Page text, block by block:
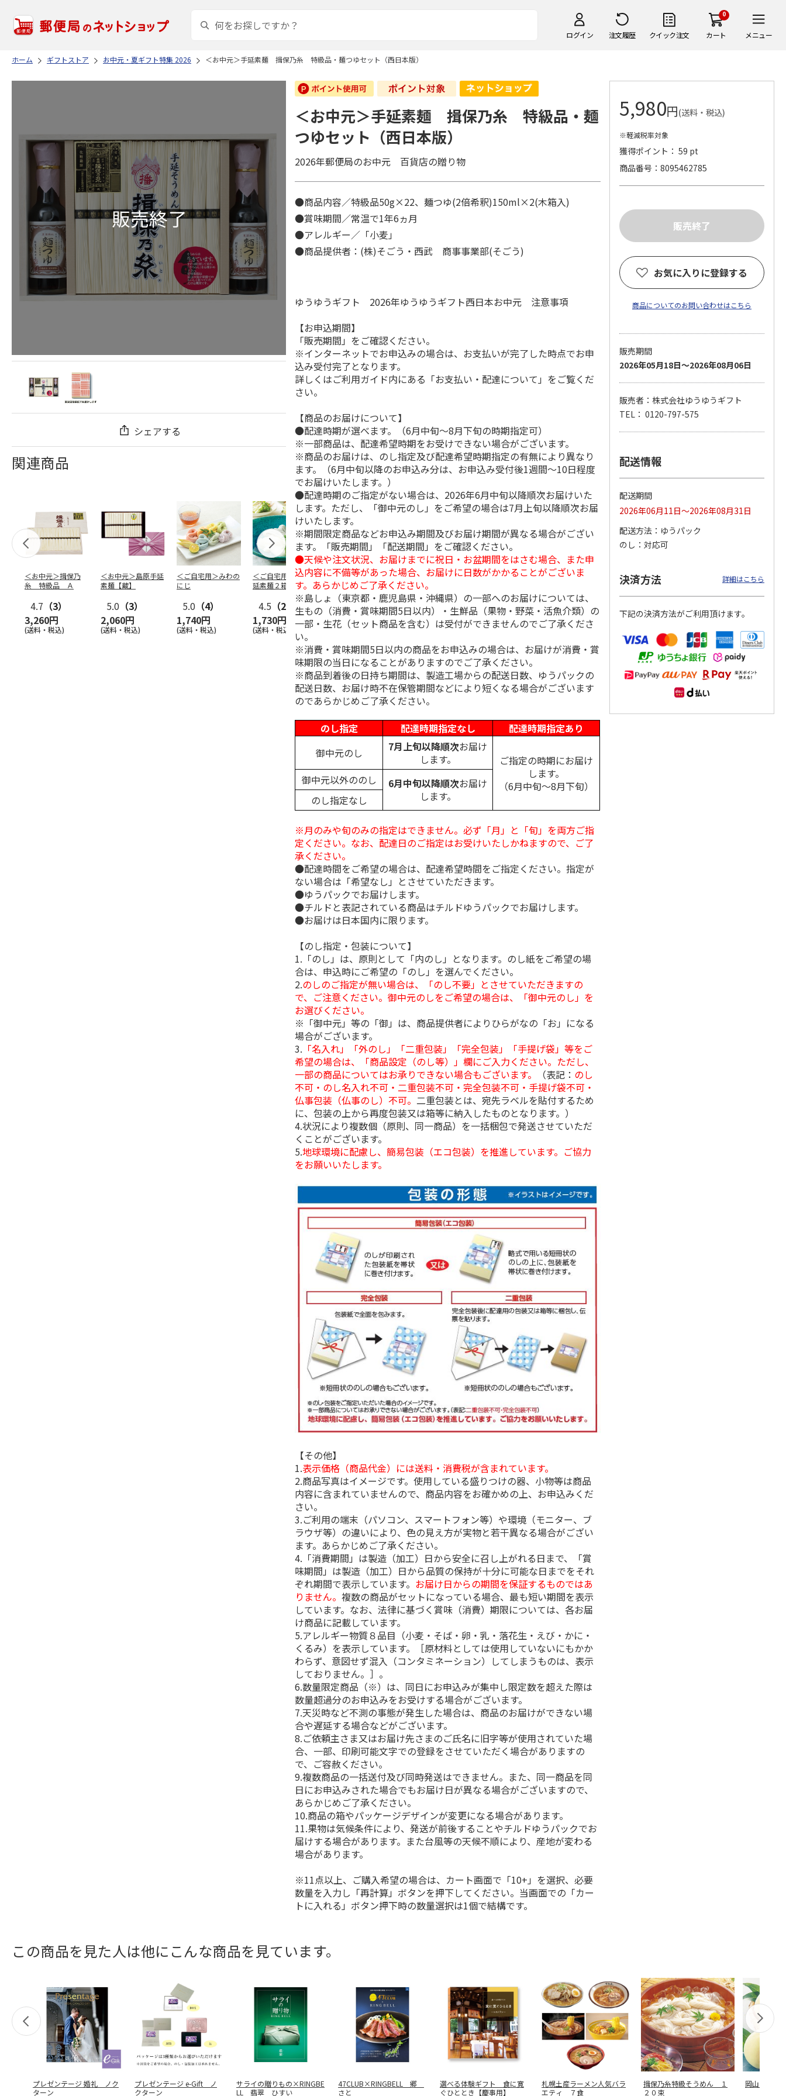
ログイン 注文履歴 クイック注文
0
カート メニュー
ホーム ギフトストア お中元・夏ギフト特集 2026 ＜お中元＞手延素麺 揖保乃糸 特級品・麺つゆセット（西日本版）
シェアする
関連商品
＜お中元＞揖保乃
糸 特級品 Ａ
4.7 （3）
3,260円
(送料・税込)
＜お中元＞島原手延
素麺【蔵】
5.0 （3）
2,060円
(送料・税込)
＜ご自宅用＞みわの
にじ
5.0 （4）
1,740円
(送料・税込)
＜ご自宅用＞島原手
延素麺２箱・黒ごま
4.5 （2）
1,730円
(送料・税込)
＜お中元＞島原手延
素麺３ｋｇ【古（ひ
ね）】
5.0（2）
3,980円
(送料・税込)
＜お中元＞お徳用
「国産小麦」小豆島
手延べ素麺
5.0（1）
2,700円
(送料・税込)
＜ご自宅用＞島原手
（ひね）】
4.5（2）
2,940円
(送料・税込)
国産熟成 おいしい
す
5.0（1）
3,240円
(送料・税込)
＜お中元＞三輪素
麺 誉 Ｂ
2,950円
三輪素麺 正倉院文
様パッケージ細麺
白髭
4,200円
(送料・税込)
＜お中元＞手延素麺 揖保乃糸 特級品・麺
つゆセット（西日本版）
2026年郵便局のお中元 百貨店の贈り物
●商品内容／特級品50g×22、麺つゆ(2倍希釈)150ml×2(木箱入)
●賞味期間／常温で1年6ヵ月
●アレルギー／「小麦」
●商品提供者：(株)そごう・西武 商事事業部(そごう)
ゆうゆうギフト 2026年ゆうゆうギフト西日本お中元 注意事項
【お申込期間】
「販売期間」をご確認ください。
※インターネットでお申込みの場合は、お支払いが完了した時点でお申
込み受付完了となります。
詳しくはご利用ガイド内にある「お支払い・配達について」をご覧くだ
さい。
【商品のお届けについて】
●配達時期が選べます。（6月中旬～8月下旬の時期指定可）
※一部商品は、配達希望時期をお受けできない場合がございます。
※商品のお届けは、のし指定及び配達希望時期指定の有無により異なり
ます。（6月中旬以降のお申込み分は、お申込み受付後1週間～10日程度
でお届けいたします。）
●配達時期のご指定がない場合は、2026年6月中旬以降順次お届けいた
します。ただし、「御中元のし」をご希望の場合は7月上旬以降順次お届
けいたします。
※期間限定商品などお申込み期間及びお届け期間が異なる場合がござい
ます。「販売期間」「配送期間」をご確認ください。
●天候や注文状況、お届けまでに祝日・お盆期間をはさむ場合、また申
込内容に不備等があった場合、お届けに日数がかかることがございま
す。あらかじめご了承ください。
※島しょ（東京都・鹿児島県・沖縄県）の一部へのお届けについては、
生もの（消費・賞味期間5日以内）・生鮮品（果物・野菜・活魚介類）の
一部・生花（セット商品を含む）は受付ができませんのでご了承くださ
い。
※消費・賞味期間5日以内の商品をお申込みの場合は、お届けが消費・賞
味期限の当日になることがありますのでご了承ください。
※商品到着後の日持ち期間は、製造工場からの配送日数、ゆうパックの
配送日数、お届け時不在保管期間などにより短くなる場合がございます
のであらかじめご了承ください。
のし指定
配達時期指定なし
配達時期指定あり
御中元のし
7月上旬以降順次お届け
します。
ご指定の時期にお届け
します。
（6月中旬～8月下旬）
御中元以外ののし 6月中旬以降順次お届け
します。
のし指定なし
※月のみや旬のみの指定はできません。必ず「月」と「旬」を両方ご指
定ください。なお、配達日のご指定はお受けいたしかねますので、ご了
承ください。
●配達時間をご希望の場合は、配達希望時間をご指定ください。指定が
ない場合は「希望なし」とさせていただきます。
●ゆうパックでお届けします。
●チルドと表記されている商品はチルドゆうパックでお届けします。
●お届けは日本国内に限ります。
【のし指定・包装について】
1.「のし」は、原則として「内のし」となります。のし紙をご希望の場
合は、申込時にご希望の「のし」を選んでください。
2.のしのご指定が無い場合は、「のし不要」とさせていただきますの
で、ご注意ください。御中元のしをご希望の場合は、「御中元のし」を
お選びください。
※「御中元」等の「御」は、商品提供者によりひらがなの「お」になる
場合がございます。
3. 「名入れ」「外のし」「二重包装」「完全包装」「手提げ袋」等をご
希望の場合は、「商品設定（のし等）」欄にご入力ください。ただし、
一部の商品についてはお承りできない場合もございます。
（表記： のし
不可・のし名入れ不可・二重包装不可・完全包装不可・手提げ袋不可・
仏事包装（仏事のし）不可。 二重包装とは、宛先ラベルを貼付するため
に、包装の上から再度包装又は箱等に納入したものとなります。）
4.状況により複数個（原則、同一商品）を一括梱包で発送させていただ
くことがございます。
5.地球環境に配慮し、簡易包装（エコ包装）を推進しています。ご協力
をお願いいたします。
【その他】
1.表示価格（商品代金）には送料・消費税が含まれています。
2.商品写真はイメージです。使用している盛りつけの器、小物等は商品
内容に含まれていませんので、商品内容をお確かめの上、お申込みくだ
さい。
3.ご利用の端末（パソコン、スマートフォン等）や環境（モニター、ブ
ラウザ等）の違いにより、色の見え方が実物と若干異なる場合がござい
ます。あらかじめご了承ください。
4.「消費期間」は製造（加工）日から安全に召し上がれる日まで、「賞
味期間」は製造（加工）日から品質の保持が十分に可能な日までをそれ
ぞれ期間で表示しています。 お届け日からの期間を保証するものではあ
りません。複数の商品がセットになっている場合、最も短い期間を表示
しています。なお、法律に基づく賞味（消費）期限については、各お届
け商品に記載しています。
5.アレルギー物質８品目（小麦・そば・卵・乳・落花生・えび・かに・
くるみ）を表示しています。［原材料としては使用していないにもかか
わらず、意図せず混入（コンタミネーション）してしまうものは、表示
しておりません。］。
6.数量限定商品（※）は、同日にお申込みが集中し限定数を超えた際は
数量超過分のお申込みをお受けする場合がございます。
7.天災時など不測の事態が発生した場合は、商品のお届けができない場
合や遅延する場合などがございます。
8.ご依頼主さま又はお届け先さまのご氏名に旧字等が使用されていた場
合、一部、印刷可能文字での登録をさせていただく場合がありますの
で、ご容赦ください。
9.複数商品の一括送付及び同時発送はできません。また、同一商品を同
日にお申込みされた場合でもお届け日が異なる場合がございますので、
あらかじめご了承ください。
10.商品の箱やパッケージデザインが変更になる場合があります。
11.果物は気候条件により、発送が前後することやチルドゆうパックでお
届けする場合があります。また台風等の天候不順により、産地が変わる
場合があります。
※11点以上、ご購入希望の場合は、カート画面で「10+」を選択、必要
数量を入力し「再計算」ボタンを押下してください。当画面での「カー
トに入れる」ボタン押下時の数量選択は1個で結構です。
5,980円(送料・税込)
※軽減税率対象
獲得ポイント： 59 pt
商品番号
8095462785
お気に入りに登録する
商品についてのお問い合わせはこちら
販売期間
2026年05月18日～2026年08月06日
販売者：株式会社ゆうゆうギフト
TEL： 0120-797-575
配送情報
配送期間
2026年06月11日～2026年08月31日
配送方法
ゆうパック
のし
対応可
決済方法 詳細はこちら
下記の決済方法がご利用頂けます。
この商品を見た人は他にこんな商品を見ています。
プレゼンテージ 婚礼 ノク
ターン
プレゼンテージ e-Gift ノ
クターン
サライの贈りもの×RINGBE
LL 翡翠 ひすい
47CLUB×RINGBELL 郷
さと
選べる体験ギフト 食に寛
ぐひととき【慶事用】
札幌土産ラーメン人気バラ
エティ ７食
揖保乃糸特級そうめん １
２０束
岡山白桃